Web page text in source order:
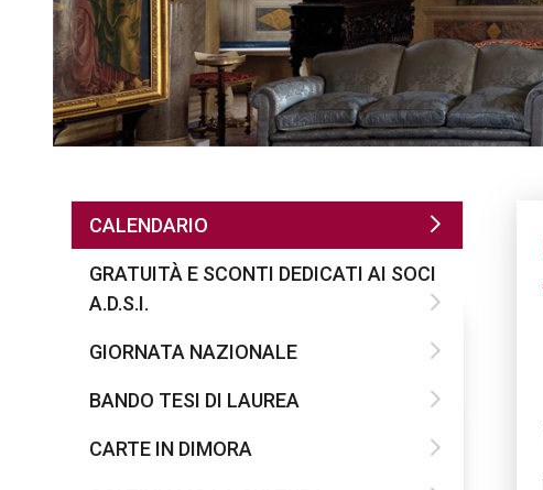
CALENDARIO
GRATUITÀ E SCONTI DEDICATI AI SOCI
A.D.S.I.
GIORNATA NAZIONALE
BANDO TESI DI LAUREA
CARTE IN DIMORA